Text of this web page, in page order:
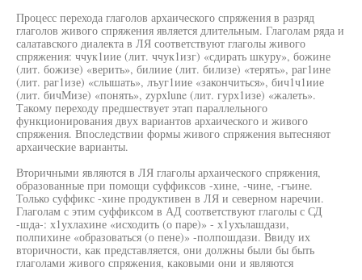
Процесс перехода глаголов архаического спряжения в разряд
глаголов живого спряжения является длительным. Глаголам ряда и
салатавского диалекта в ЛЯ соответствуют глаголы живого
спряжения: ччук1иие (лит. ччук1изг) «сдирать шкуру», божине
(лит. божизе) «верить», билиие (лит. билизе) «терять», раг1ине
(лит. раг1изе) «слышать», лъуг1иие «закончиться», бич1ч1иие
(лит. бичМизе) «понять», zypxlune (лит. гурх1изе) «жалеть».
Такому переходу предшествует этап параллельного
функционирования двух вариантов архаического и живого
спряжения. Впоследствии формы живого спряжения вытесняют
архаические варианты.
Вторичными являются в ЛЯ глаголы архаического спряжения,
образованные при помощи суффиксов -хине, -чине, -гъине.
Только суффикс -хине продуктивен в ЛЯ и северном наречии.
Глаголам с этим суффиксом в АД соответствуют глаголы с СД
-шда-: х1ухлахине «исходить (о паре)» - х1ухълашдази,
полпихине «образоваться (о пене)» -полпошдази. Ввиду их
вторичности, как представляется, они должны были бы быть
глаголами живого спряжения, каковыми они и являются